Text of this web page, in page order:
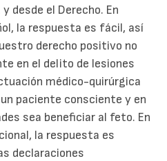
desde el Derecho. En
la respuesta es fácil, así
derecho positivo no
en el delito de lesiones
médico-quirúrgica
paciente consciente y en
sea beneficiar al feto. En
la respuesta es
declaraciones